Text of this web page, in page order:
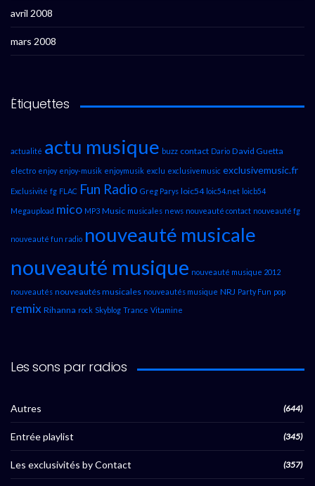
avril 2008
mars 2008
Étiquettes
actualité actu musique buzz contact Dario David Guetta
electro enjoy enjoy-musik enjoymusik exclu exclusivemusic exclusivemusic.fr
Exclusivité fg FLAC Fun Radio Greg Parys loic54 loic54.net loicb54
Megaupload mico MP3 Music musicales news nouveauté contact nouveauté fg
nouveauté fun radio nouveauté musicale
nouveauté musique nouveauté musique 2012
nouveautés nouveautés musicales nouveautés musique NRJ Party Fun pop
remix Rihanna rock Skyblog Trance Vitamine
Les sons par radios
Autres (644)
Entrée playlist (345)
Les exclusivités by Contact (357)